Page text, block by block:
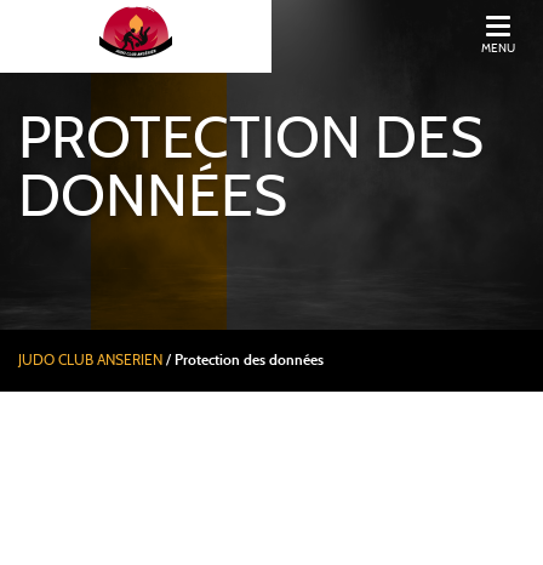
MENU
PROTECTION DES
DONNÉES
JUDO CLUB ANSERIEN / Protection des données